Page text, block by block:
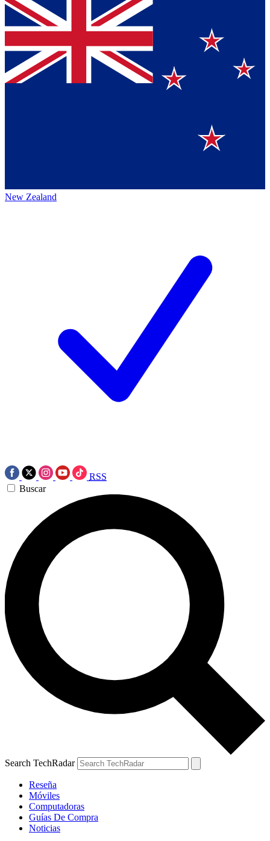
New Zealand
RSS
Buscar
Search TechRadar
Reseña
Móviles
Computadoras
Guías De Compra
Noticias